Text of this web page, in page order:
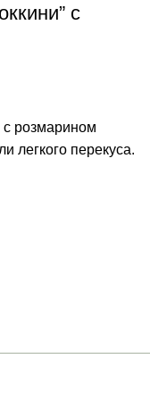
с
с розмарином
легкого перекуса.